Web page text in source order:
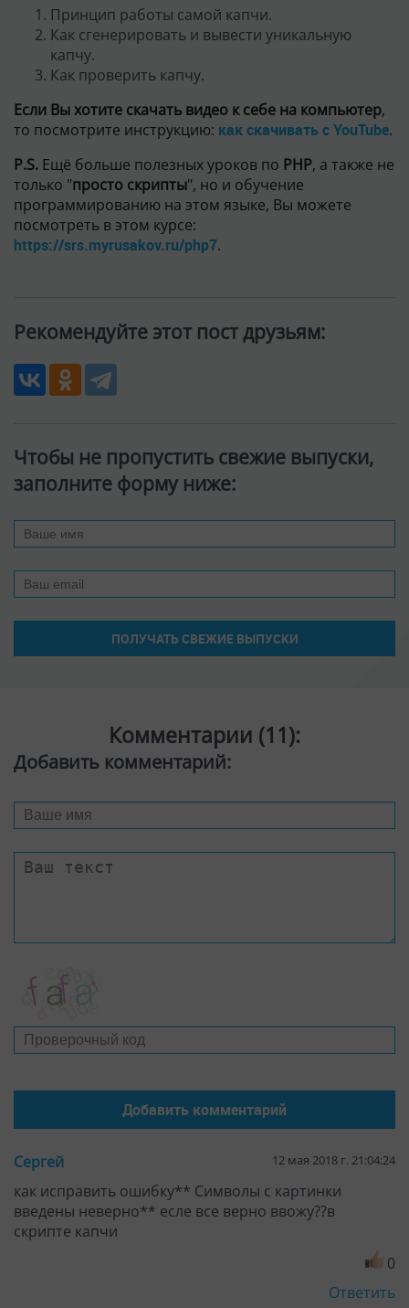
Принцип работы самой капчи.
Как сгенерировать и вывести уникальную
капчу.
Как проверить капчу.
Если Вы хотите скачать видео к себе на компьютер,
то посмотрите инструкцию: как скачивать с YouTube.
P.S. Ещё больше полезных уроков по PHP, а также не
только "просто скрипты", но и обучение
программированию на этом языке, Вы можете
посмотреть в этом курсе:
https://srs.myrusakov.ru/php7.
Рекомендуйте этот пост друзьям:
Чтобы не пропустить свежие выпуски,
заполните форму ниже:
Комментарии (11):
Добавить комментарий:
Сергей 12 мая 2018 г. 21:04:24
как исправить ошибку** Символы с картинки
введены неверно** есле все верно ввожу??в
скрипте капчи
0
Ответить